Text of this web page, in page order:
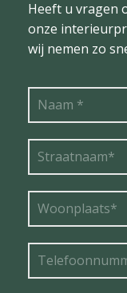
Heeft u vragen
onze
wij nemen zo